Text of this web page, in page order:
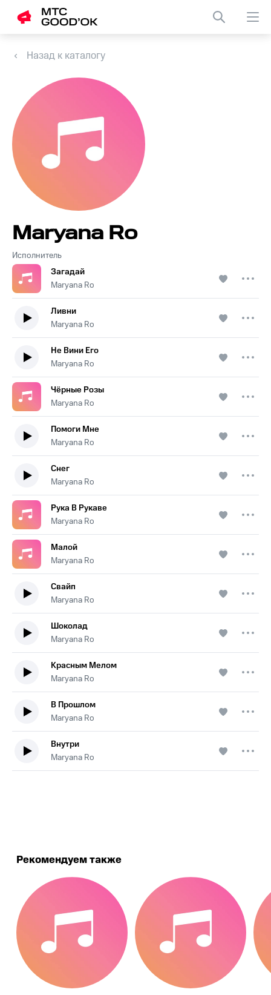
Назад к каталогу
Исполнитель
Maryana Ro
Загадай
Maryana Ro
Ливни
Maryana Ro
Не Вини Его
Maryana Ro
Чëрные Розы
Maryana Ro
Помоги Мне
Maryana Ro
Снег
Maryana Ro
Рука В Рукаве
Maryana Ro
Малой
Maryana Ro
Свайп
Maryana Ro
Шоколад
Maryana Ro
Красным Мелом
Maryana Ro
В Прошлом
Maryana Ro
Внутри
Maryana Ro
Рекомендуем также